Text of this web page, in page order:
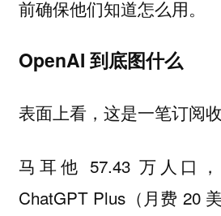
前确保他们知道怎么用。
OpenAI 到底图什么
表面上看，这是一笔订阅收
马耳他 57.43 万人口
ChatGPT Plus（月费 20